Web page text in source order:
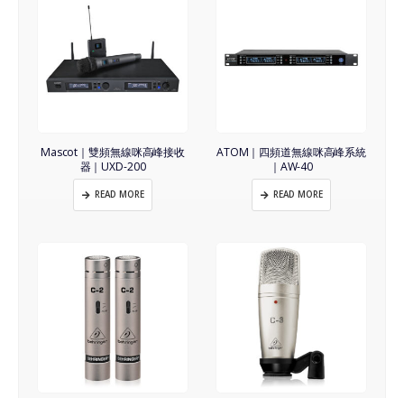
Mascot｜雙頻無線咪高峰接收
器｜UXD-200
READ MORE
ATOM｜四頻道無線咪高峰系統
｜AW-40
READ MORE